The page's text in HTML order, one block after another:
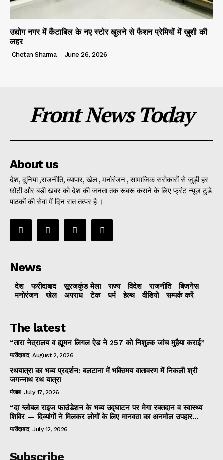
उद्योग नगर में कैंटाबिल के नए स्टोर खुलने से फैशन प्रेमियों में ख़ुशी की
लहर
Chetan Sharma - June 26, 2026
Front News Today
About us
देश, दुनिया ,राजनीति, व्यापार, खेल , मनोरंजन , सामाजिक सरोकारों से जुड़ी हर
छोटी और बड़ी खबर को देश की जनता तक रूबरू कराने के लिए फ्रंट न्यूज टुडे
पाठकों की सेवा में दिन रात तत्पर है ।
News
देश फरीदाबाद सूरजकुंड मेला राज्‍य विदेश राजनीति
बिजनेस
मनोरंजन
खेल अपराध टेक धर्म हेल्थ वीडियो सम्पर्क करें
The latest
“तारा नेत्रालय व ह्यूमन लिगल ऐड ने 257 को निशुल्क जांच मुहैया कराई”
फरीदाबाद August 2, 2026
रथयात्रा का भव्य प्रदर्शन: बलटाना में भक्तिमय वातावरण में निकली श्री
जगन्नाथ रथ यात्रा
पंजाब July 17, 2026
“दा ग्लोबल राइज फाउंडेशन के भव्य उद्घाटन पर मेगा रक्तदान व स्वास्थ्य
शिविर — दिव्यांगों ने मिलकर लोगों के लिए मानवता का अनमोल उपहार...
फरीदाबाद July 12, 2026
Subscribe